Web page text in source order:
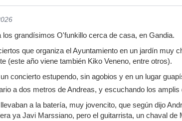
los grandísimos O'funkillo cerca de casa, en Gandia.
que organiza el Ayuntamiento en un jardín muy
(este año viene también Kiko Veneno, entre otros).
concierto estupendo, sin agobios y en un lugar
a dos metros de Andreas, y escuchando los
a la batería, muy jovencito, que según dijo
ya Javi Marssiano, pero el guitarrista, un chaval